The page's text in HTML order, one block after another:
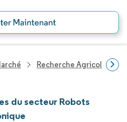
Recherche Agricole
du secteur Robots